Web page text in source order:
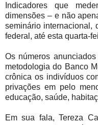
Indicadores que
dimensões – e não
seminário internacional,
federal, até esta quarta-
Os números
metodologia do Banco
crônica os indivíduos
privações em pelo
educação, saúde,
Em sua fala, Tereza